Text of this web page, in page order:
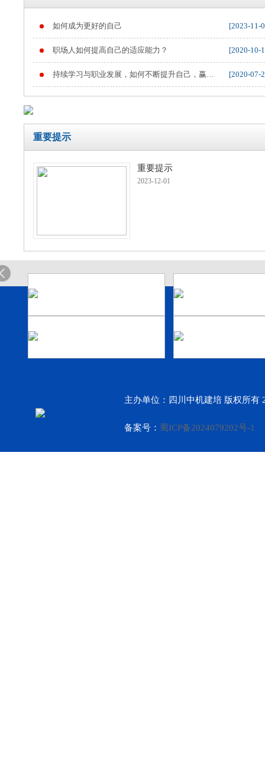
重要提示如何成为更好的自己 [2023-11-
职场人如何提高自己的适应能力？ [2020-10-
持续学习与职业发展，如何不断提升自己，赢得
职业竞争
[2020-07-
重要提示
重要提示
2023-12-01
主办单位：四川中机建培 版权所有
备案号： 蜀ICP备2024079202号-1